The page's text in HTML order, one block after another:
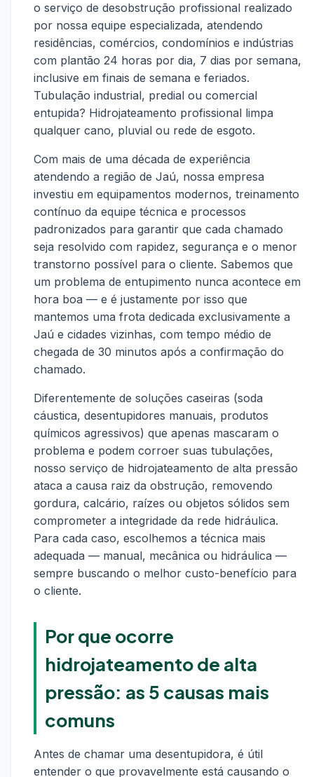
o serviço de desobstrução profissional realizado
por nossa equipe especializada, atendendo
residências, comércios, condomínios e indústrias
com plantão 24 horas por dia, 7 dias por semana,
inclusive em finais de semana e feriados.
Tubulação industrial, predial ou comercial
entupida? Hidrojateamento profissional limpa
qualquer cano, pluvial ou rede de esgoto.
Com mais de uma década de experiência
atendendo a região de Jaú, nossa empresa
investiu em equipamentos modernos, treinamento
contínuo da equipe técnica e processos
padronizados para garantir que cada chamado
seja resolvido com rapidez, segurança e o menor
transtorno possível para o cliente. Sabemos que
um problema de entupimento nunca acontece em
hora boa — e é justamente por isso que
mantemos uma frota dedicada exclusivamente a
Jaú e cidades vizinhas, com tempo médio de
chegada de 30 minutos após a confirmação do
chamado.
Diferentemente de soluções caseiras (soda
cáustica, desentupidores manuais, produtos
químicos agressivos) que apenas mascaram o
problema e podem corroer suas tubulações,
nosso serviço de hidrojateamento de alta pressão
ataca a causa raiz da obstrução, removendo
gordura, calcário, raízes ou objetos sólidos sem
comprometer a integridade da rede hidráulica.
Para cada caso, escolhemos a técnica mais
adequada — manual, mecânica ou hidráulica —
sempre buscando o melhor custo-benefício para
o cliente.
Por que ocorre
hidrojateamento de alta
pressão: as 5 causas mais
comuns
Antes de chamar uma desentupidora, é útil
entender o que provavelmente está causando o